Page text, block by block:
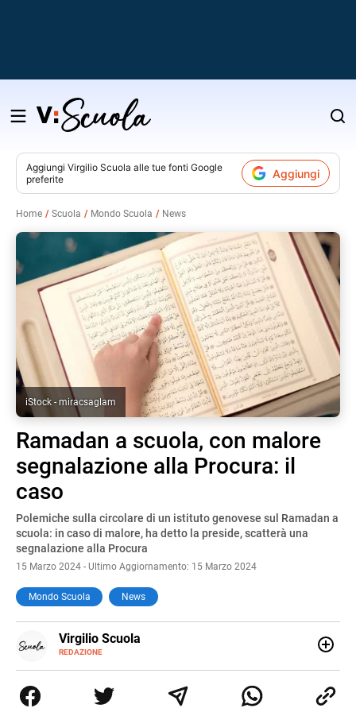
Salta
contenuto
Aggiungi Virgilio Scuola alle tue fonti Google
preferite
Aggiungi
Home Scuola Mondo Scuola News
iStock - miracsaglam
Ramadan a scuola, con malore
segnalazione alla Procura: il
caso
Polemiche sulla circolare di un istituto genovese sul Ramadan a
scuola: in caso di malore, ha detto la preside, scatterà una
segnalazione alla Procura
15 Marzo 2024 - Ultimo Aggiornamento: 15 Marzo 2024
Mondo Scuola News
Virgilio Scuola
REDAZIONE
E-
MAIL
INSTAGRAM
SITI
nell’apprendimento gli studenti di ogni ordine e grado